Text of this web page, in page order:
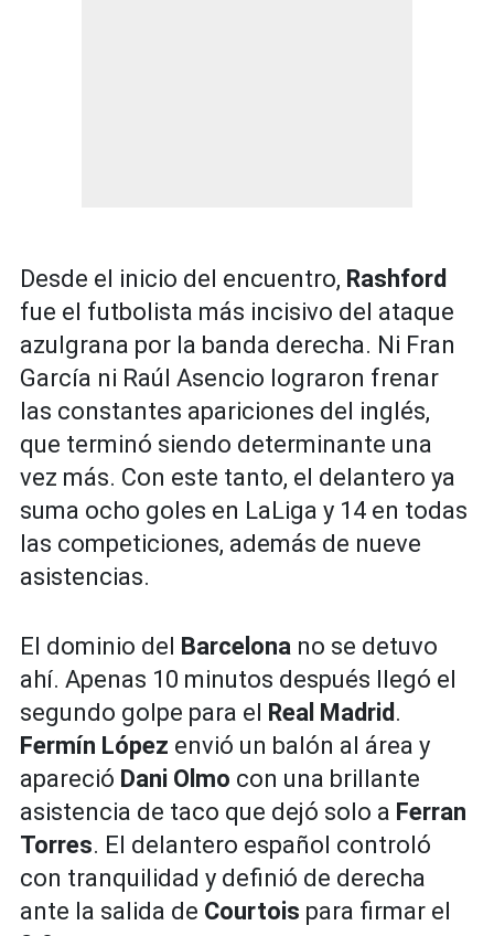
Desde el inicio del encuentro, Rashford
fue el futbolista más incisivo del ataque
azulgrana por la banda derecha. Ni Fran
García ni Raúl Asencio lograron frenar
las constantes apariciones del inglés,
que terminó siendo determinante una
vez más. Con este tanto, el delantero ya
suma ocho goles en LaLiga y 14 en todas
las competiciones, además de nueve
asistencias.
El dominio del Barcelona no se detuvo
ahí. Apenas 10 minutos después llegó el
segundo golpe para el Real Madrid .
Fermín López envió un balón al área y
apareció Dani Olmo con una brillante
asistencia de taco que dejó solo a Ferran
Torres. El delantero español controló
con tranquilidad y definió de derecha
ante la salida de Courtois para firmar el